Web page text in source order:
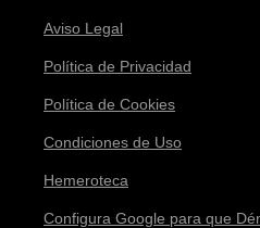
Aviso Legal
Política de Privacidad
Política de Cookies
Condiciones de Uso
Hemeroteca
Configura Google para que